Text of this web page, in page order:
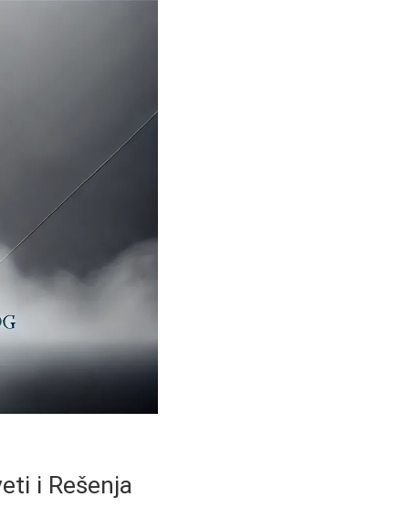
i Rešenja